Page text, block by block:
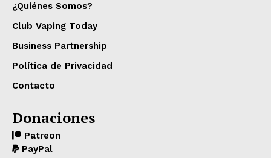
¿Quiénes Somos?
Club Vaping Today
Business Partnership
Política de Privacidad
Contacto
Donaciones
Patreon
PayPal